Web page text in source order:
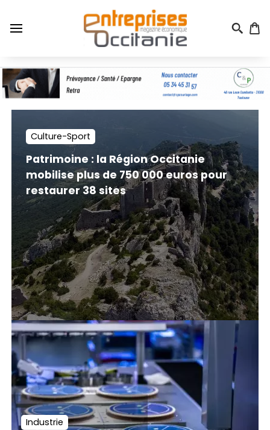
au
contenu
Menu
du
compte
l'utilisateurCulture-Sport
Patrimoine : la Région Occitanie
mobilise plus de 750 000 euros pour
restaurer 38 sites
Industrie